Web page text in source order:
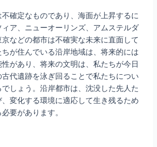
確定なものであり、海面が上昇するに
ア、ニューオーリンズ、アムステルダ
などの都市は不確実な未来に直面して
が住んでいる沿岸地域は、将来的には
があり、将来の文明は、私たちが今日
代遺跡を泳ぎ回ることで私たちについ
しょう。沿岸都市は、沈没した先人た
変化する環境に適応して生き残るため
要があります。